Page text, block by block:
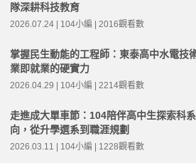
隊深耕科技教育
2026.07.24 | 104小編 | 2016觀看數
掌握民生動能的工程師：東泰高中水電技
業即就業的硬實力
2026.04.29 | 104小編 | 2214觀看數
走進成大單車節：104陪伴高中生探索科
向，從升學選系到職涯規劃
2026.03.11 | 104小編 | 1228觀看數